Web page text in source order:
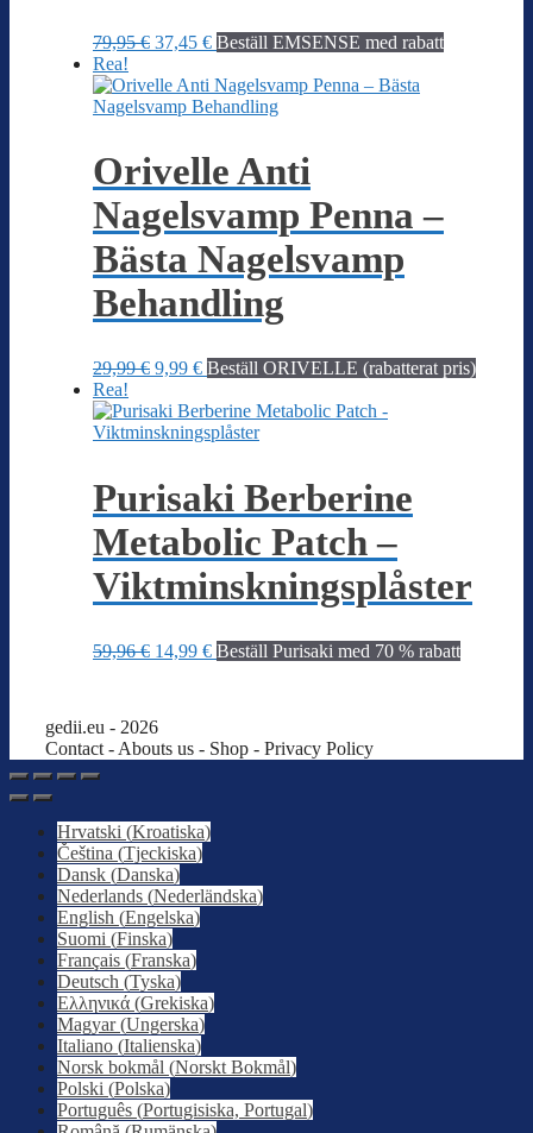
79,95€ Det
priset
var:
37,45 €Det
priset
är:
Beställ EMSENSE med rabatt
Rea!
Orivelle Anti
Nagelsvamp Penna –
Bästa Nagelsvamp
Behandling
29,99€ Det
priset
var:
9,99 €Det
priset
är:
Beställ ORIVELLE (rabatterat pris)
Rea!
Purisaki Berberine
Metabolic Patch –
Viktminskningsplåster
59,96€ Det
59,96 €.
14,99 €Det
Beställ Purisaki med 70 % rabatt
gedii.eu - 2026
Contact - Abouts us - Shop - Privacy Policy
Hrvatski (Kroatiska)
Čeština (Tjeckiska)
Dansk (Danska)
Nederlands (Nederländska)
English (Engelska)
Suomi (Finska)
Français (Franska)
Deutsch (Tyska)
Ελληνικά (Grekiska)
Magyar(Ungerska)
Italiano (Italienska)
Norsk bokmål (Norskt Bokmål)
Polski (Polska)
Português (Portugisiska, Portugal)